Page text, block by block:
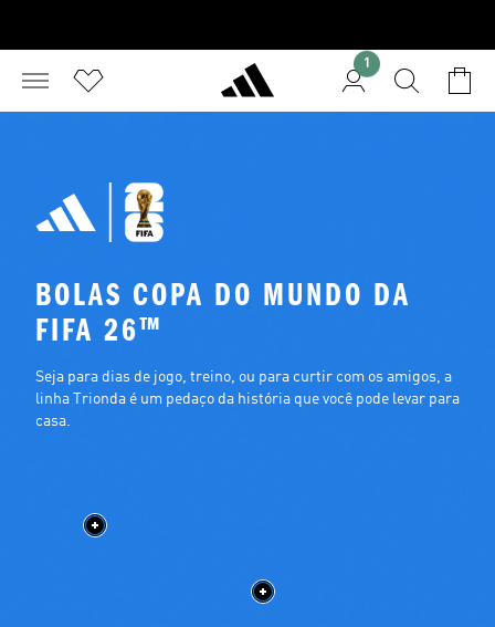
1
BOLAS COPA DO MUNDO DA
FIFA 26™
Seja para dias de jogo, treino, ou para curtir com os amigos, a
linha Trionda é um pedaço da história que você pode levar para
casa.